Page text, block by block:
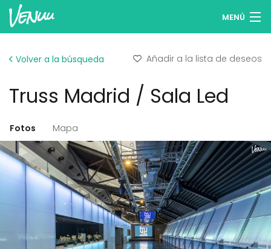
MENÚ
Iniciar sesión
Publicar tu espacio
Volver a la búsqueda Añadir a la lista de deseos
Truss Madrid / Sala Led
Fotos Mapa